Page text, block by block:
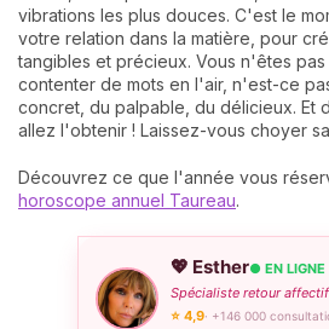
vibrations les plus douces. C'est le
votre relation dans la matière, pour
tangibles et précieux. Vous n'êtes
contenter de mots en l'air, n'est-ce
concret, du palpable, du délicieux. Et
allez l'obtenir ! Laissez-vous choyer
Découvrez ce que l'année vous
horoscope annuel Taureau.
💖 Esther● EN LIGNE
Spécialiste retour
⭐ 4,9· +146 000